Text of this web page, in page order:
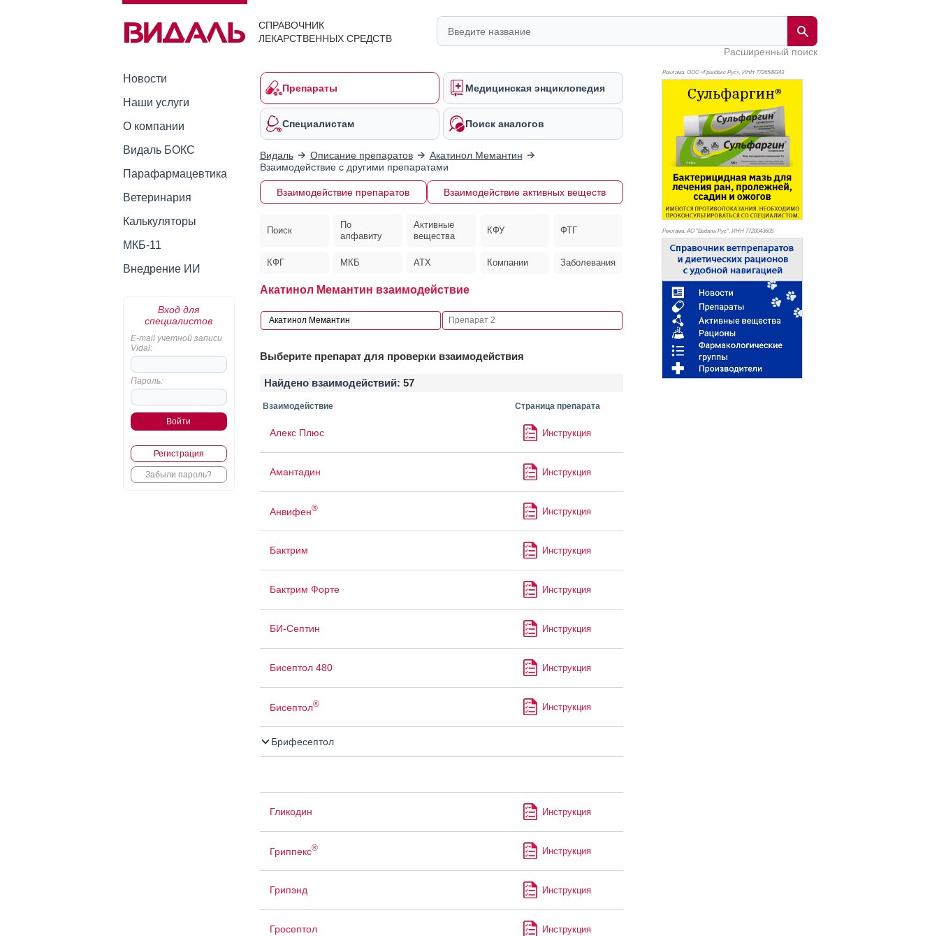
СПРАВОЧНИК
ЛЕКАРСТВЕННЫХ СРЕДСТВ
Расширенный поиск
Новости
Наши услуги
О компании
Видаль БОКС
Парафармацевтика
Ветеринария
Калькуляторы
МКБ-11
Внедрение ИИ
Вход для
специалистов
E-mail учетной записи
Vidal:
Пароль:
Регистрация
Забыли пароль?
Препараты Медицинская энциклопедия
Специалистам Поиск аналогов
Видаль Описание препаратов
Акатинол Мемантин
Взаимодействие с другими препаратами
Взаимодействие препаратов Взаимодействие активных веществ
Поиск
По
алфавиту
Активные
вещества
КФУ ФТГ
КФГ МКБ АТХ Компании Заболевания
Акатинол Мемантин взаимодействие
Выберите препарат для проверки взаимодействия
Найдено взаимодействий: 57
Взаимодействие Страница препарата
Алекс Плюс Инструкция
Амантадин Инструкция
Анвифен® Инструкция
Бактрим Инструкция
Бактрим Форте Инструкция
БИ-Септин Инструкция
Бисептол 480 Инструкция
Бисептол® Инструкция
Брифесептол
Гликодин Инструкция
Гриппекс® Инструкция
Грипэнд Инструкция
Гросептол Инструкция
Реклама. ООО «Гриндекс Рус», ИНН 7726548343
Реклама. АО "Видаль Рус", ИНН 7728043605